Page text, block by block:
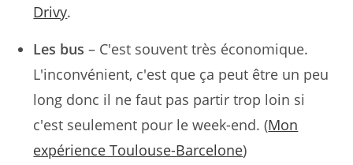
Drivy.
Les bus – C'est souvent très économique.
L'inconvénient, c'est que ça peut être un peu
long donc il ne faut pas partir trop loin si
c'est seulement pour le week-end. (Mon
expérience Toulouse-Barcelone)